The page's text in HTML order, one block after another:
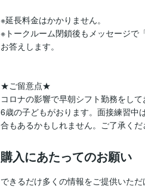
※延長料金はかかりません。
※トークルーム閉鎖後もメッセージで
お答えします。
★ご留意点★
コロナの影響で早朝シフト勤務をし
6歳の子どもがおります。面接練習中
合もあるかもしれません。ご了承くだ
購入にあたってのお願い
できるだけ多くの情報をご提供いた